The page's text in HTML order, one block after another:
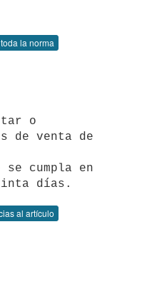
la norma
de venta de
se cumpla en
al artículo